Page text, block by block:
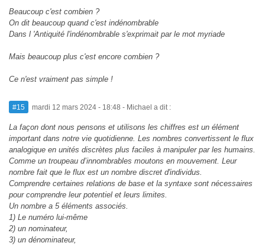
Beaucoup c'est combien ?
On dit beaucoup quand c'est indénombrable
Dans l 'Antiquité l'indénombrable s'exprimait par le mot myriade
Mais beaucoup plus c'est encore combien ?
Ce n'est vraiment pas simple !
#15 mardi 12 mars 2024 - 18:48 - Michael a dit :
La façon dont nous pensons et utilisons les chiffres est un élément
important dans notre vie quotidienne. Les nombres convertissent le flux
analogique en unités discrètes plus faciles à manipuler par les humains.
Comme un troupeau d’innombrables moutons en mouvement. Leur
nombre fait que le flux est un nombre discret d'individus.
Comprendre certaines relations de base et la syntaxe sont nécessaires
pour comprendre leur potentiel et leurs limites.
Un nombre a 5 éléments associés.
1) Le numéro lui-même
2) un nominateur,
3) un dénominateur,